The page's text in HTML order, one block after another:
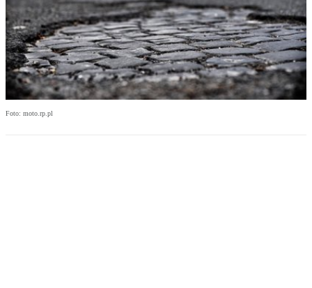
Foto: moto.rp.pl